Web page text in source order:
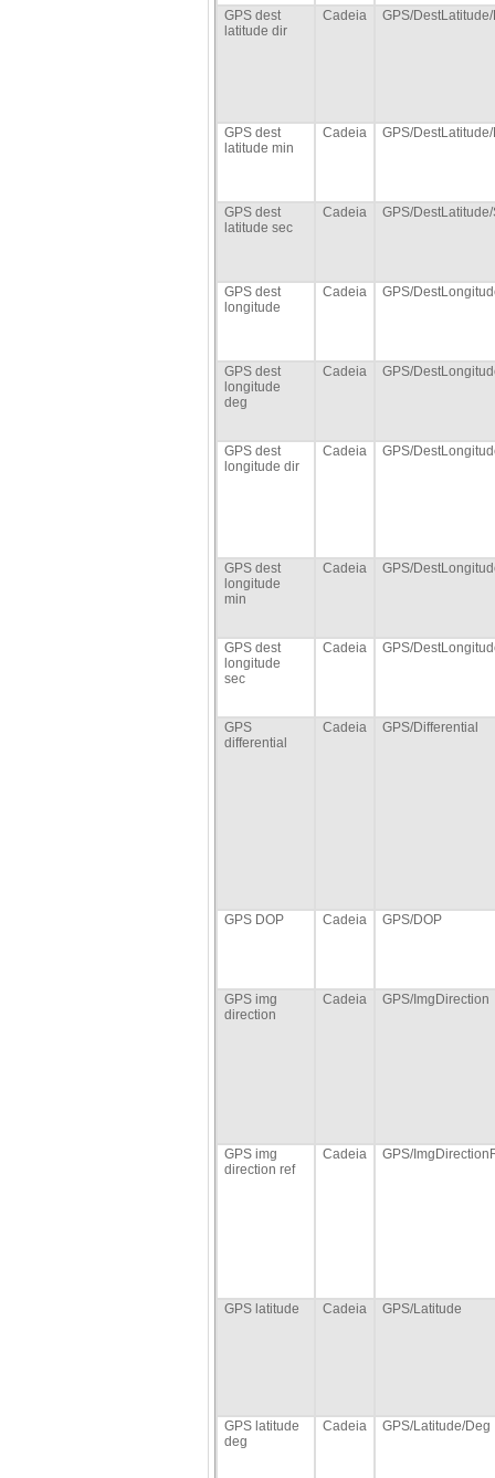
GPS dest
latitude dir
Cadeia GPS/
GPS dest
latitude min
Cadeia GPS/
GPS dest
latitude sec
Cadeia GPS/
GPS dest
longitude
Cadeia GPS/
GPS dest
longitude
deg
Cadeia GPS/
GPS dest
longitude dir
Cadeia GPS/
GPS dest
longitude
min
Cadeia GPS/
GPS dest
longitude
sec
Cadeia GPS/
GPS
differential
Cadeia GPS/Differential
GPS DOP Cadeia GPS/DOP
GPS img
direction
Cadeia GPS/ImgDirection
GPS img
direction ref
Cadeia GPS/
GPS latitude Cadeia GPS/Latitude
GPS latitude
deg
Cadeia GPS/Latitude/Deg